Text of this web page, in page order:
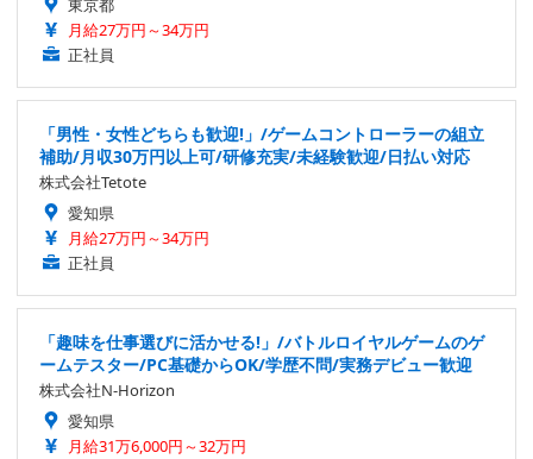
東京都
月給27万円～34万円
正社員
「男性・女性どちらも歓迎!」/ゲームコントローラーの組立
補助/月収30万円以上可/研修充実/未経験歓迎/日払い対応
株式会社Tetote
愛知県
月給27万円～34万円
正社員
「趣味を仕事選びに活かせる!」/バトルロイヤルゲームのゲ
ームテスター/PC基礎からOK/学歴不問/実務デビュー歓迎
株式会社N-Horizon
愛知県
月給31万6,000円～32万円